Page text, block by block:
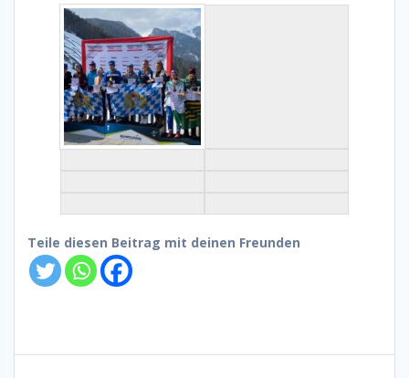
Teile diesen Beitrag mit deinen Freunden